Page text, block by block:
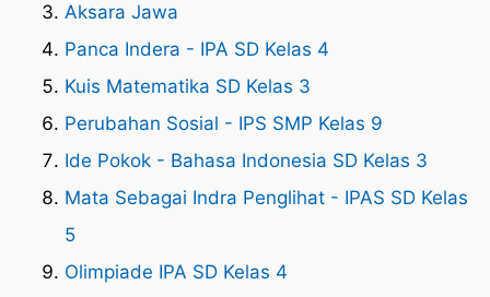
Aksara Jawa
Panca Indera - IPA SD Kelas 4
Kuis Matematika SD Kelas 3
Perubahan Sosial - IPS SMP Kelas 9
Ide Pokok - Bahasa Indonesia SD Kelas 3
Mata Sebagai Indra Penglihat - IPAS SD Kelas
5
Olimpiade IPA SD Kelas 4